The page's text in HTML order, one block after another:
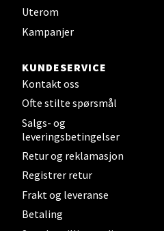
Uterom
Kampanjer
KUNDESERVICE
Kontakt oss
Ofte stilte spørsmål
Salgs- og
leveringsbetingelser
Retur og reklamasjon
Registrer retur
Frakt og leveranse
Betaling
Leirvik - Stord
Torgbakken 2, 5401 Stord
Åpent i dag 10-17
0 i butikk
Oslo - Thon Senter